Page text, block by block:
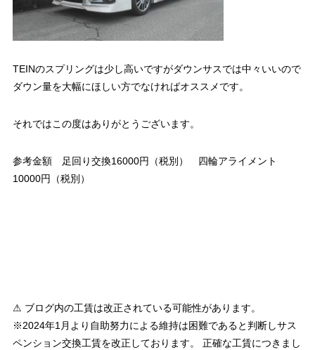
TEINのスプリングは少し高いですがダウンサスでは中々いいので
ダウン量を大幅にほしい方でなければオススメです。
それではこの度はありがとうございます。
参考金額 足回り交換16000円（税別） 四輪アライメント
10000円（税別）
⚠ ブログ内の工賃は改正されている可能性があります。
※2024年1月より自助努力による維持は困難であると判断しサス
ペンション交換工賃を改正しております。 正確な工賃につきまし